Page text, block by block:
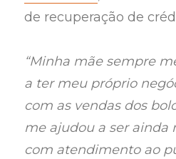
de recuperação de
“Minha mãe sempre
a ter meu próprio
com as vendas dos
me ajudou a ser ainda
com atendimento ao